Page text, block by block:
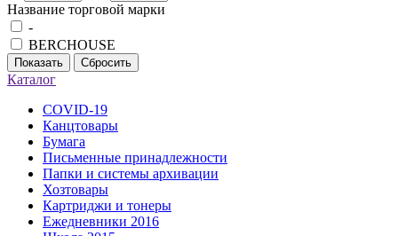
Название торговой марки
-
BERCHOUSE
Показать Сбросить
Каталог
COVID-19
Канцтовары
Бумага
Письменные принадлежности
Папки и системы архивации
Хозтовары
Картриджи и тонеры
Ежедневники 2016